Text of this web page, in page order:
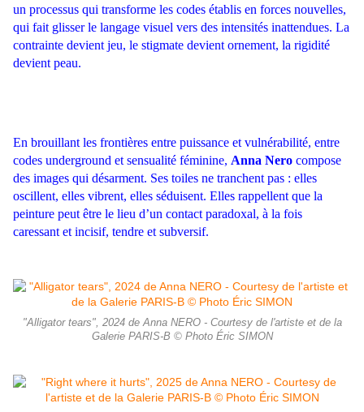
un processus qui transforme les codes établis en forces nouvelles,
qui fait glisser le langage visuel vers des intensités inattendues. La
contrainte devient jeu, le stigmate devient ornement, la rigidité
devient peau.
En brouillant les frontières entre puissance et vulnérabilité, entre
codes underground et sensualité féminine, Anna Nero compose
des images qui désarment. Ses toiles ne tranchent pas : elles
oscillent, elles vibrent, elles séduisent. Elles rappellent que la
peinture peut être le lieu d’un contact paradoxal, à la fois
caressant et incisif, tendre et subversif.
"Alligator tears", 2024 de Anna NERO - Courtesy de l'artiste et de la
Galerie PARIS-B © Photo Éric SIMON